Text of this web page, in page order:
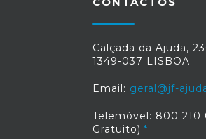
Calçada da Ajuda,
1349-037 LISBOA
Email: geral@jf-
Telemóvel: 800
Gratuito)